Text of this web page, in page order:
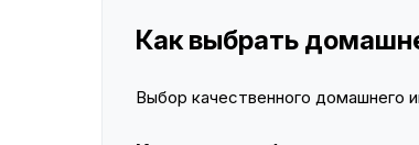
Как выбрать
Выбор качественного домашнего